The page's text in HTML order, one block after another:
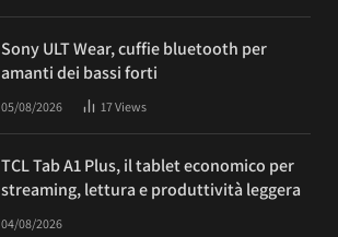
Sony ULT Wear, cuffie bluetooth per
amanti dei bassi forti
05/08/2026 17Views
TCL Tab A1 Plus, il tablet economico per
streaming, lettura e produttività leggera
04/08/2026